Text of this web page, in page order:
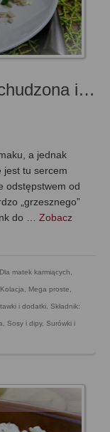
i…
a jednak
jest tu sercem
odstępstwem od
„grzesznego”
do … Zobacz
Dla matek karmiących
Kolacja Mega proste
i dodatki Składnik:
Sosy i dipy, Surówki i